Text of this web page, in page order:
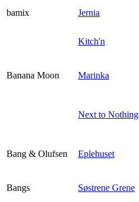
bamix
Jernia
Kitch'n
Banana Moon Marinka
Next to Nothing
Bang & Olufsen Eplehuset
Bangs Søstrene Grene